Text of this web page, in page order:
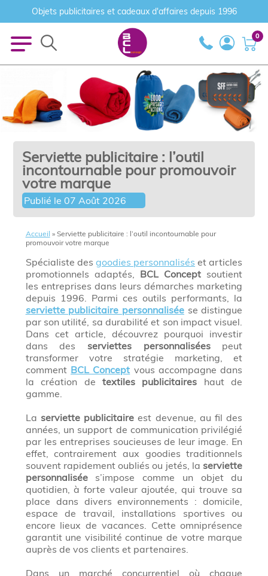
Objets publicitaires et cadeaux d'affaires depuis 1996
0
Serviette publicitaire : l’outil
incontournable pour promouvoir
votre marque
Publié le07 Août 2026
Accueil » Serviette publicitaire : l’outil incontournable pour
promouvoir votre marque
Spécialiste des goodies personnalisés et articles
promotionnels adaptés, BCL Concept soutient
les entreprises dans leurs démarches marketing
depuis 1996. Parmi ces outils performants, la
serviette publicitaire personnalisée se distingue
par son utilité, sa durabilité et son impact visuel.
Dans cet article, découvrez pourquoi investir
dans des serviettes personnaliséespeut
transformer votre stratégie marketing, et
comment BCL Concept vous accompagne dans
la création de textiles publicitaires haut de
gamme.
La serviette publicitaire est devenue, au fil des
années, un support de communication privilégié
par les entreprises soucieuses de leur image. En
effet, contrairement aux goodies traditionnels
souvent rapidement oubliés ou jetés, la serviette
personnalisées’impose comme un objet du
quotidien, à forte valeur ajoutée, qui trouve sa
place dans divers environnements : domicile,
espace de travail, installations sportives ou
encore lieux de vacances. Cette omniprésence
garantit une visibilité continue de votre marque
auprès de vos clients et partenaires.
Dans un marché concurrentiel où chaque